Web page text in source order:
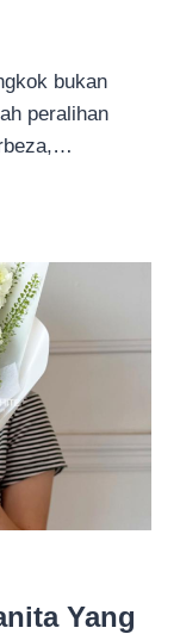
bukan
peralihan
Yang